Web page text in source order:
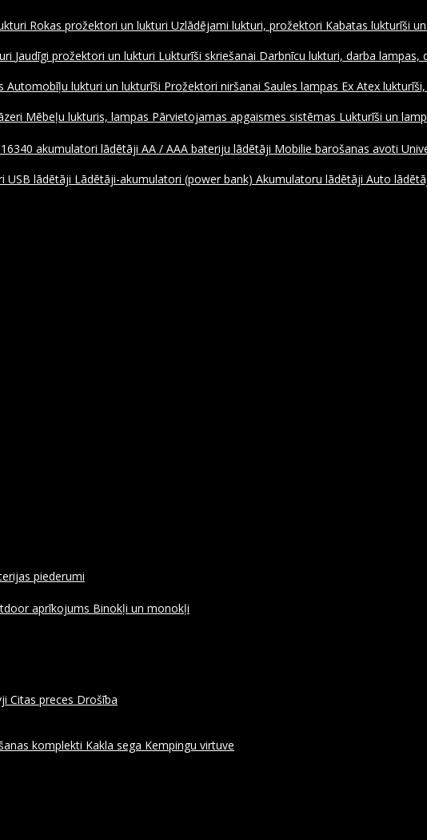
Rokas prožektori un lukturi Uzlādējami lukturi, prožektori Kabatas lukturīši
Jaudīgi prožektori un lukturi Lukturīši skriešanai Darbnīcu lukturi, darba lampas,
Automobīļu lukturi un lukturīši Prožektori niršanai Saules lampas Ex Atex
Mēbeļu lukturis, lampas Pārvietojamas apgaismes sistēmas Lukturīši un
akumulatori lādētāji AA / AAA bateriju lādētāji Mobilie barošanas avoti
USB lādētāji Lādētāji-akumulatori (power bank) Akumulatoru lādētāji Auto
piederumi
aprīkojums Binokļi un monokļi
Citas preces Drošība
komplekti Kakla sega Kempingu virtuve